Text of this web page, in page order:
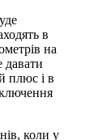
в
на
давати
плюс і в
коли у